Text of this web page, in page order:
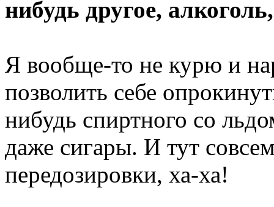
нибудь другое,
Я вообще-то не курю и
позволить себе
нибудь спиртного со
даже сигары. И тут
передозировки, ха-ха!